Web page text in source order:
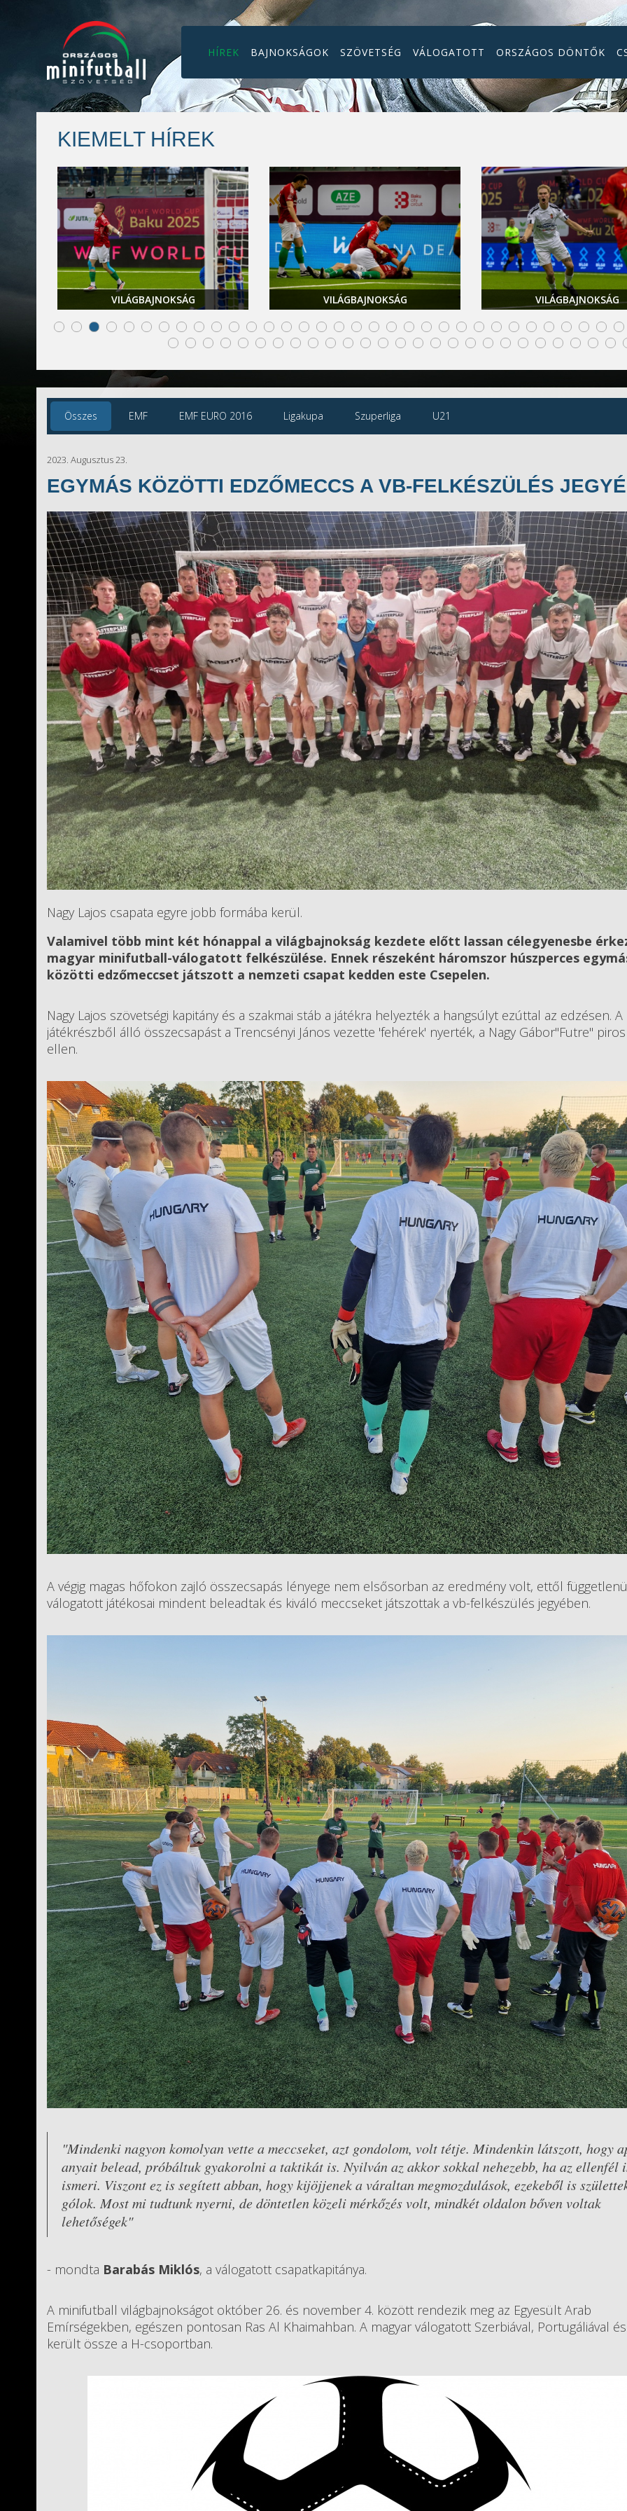
HÍREK BAJNOKSÁGOK SZÖVETSÉG VÁLOGATOTT ORSZÁGOS DÖNTŐK
KIEMELT HÍREK
VILÁGBAJNOKSÁG VILÁGBAJNOKSÁG VILÁGBAJNOKSÁG
Összes EMF EMF EURO 2016 Ligakupa Szuperliga U21
2023. Augusztus 23.
EGYMÁS KÖZÖTTI EDZŐMECCS A VB-FELKÉSZÜLÉS
Nagy Lajos csapata egyre jobb formába kerül.
Valamivel több mint két hónappal a világbajnokság kezdete előtt lassan célegyenesbe
magyar minifutball-válogatott felkészülése. Ennek részeként háromszor húszperces
közötti edzőmeccset játszott a nemzeti csapat kedden este Csepelen.
Nagy Lajos szövetségi kapitány és a szakmai stáb a játékra helyezték a hangsúlyt ezúttal az edzésen.
játékrészből álló összecsapást a Trencsényi János vezette 'fehérek' nyerték, a Nagy Gábor"Futre"
ellen.
A végig magas hőfokon zajló összecsapás lényege nem elsősorban az eredmény volt, ettől
válogatott játékosai mindent beleadtak és kiváló meccseket játszottak a vb-felkészülés jegyében.
"Mindenki nagyon komolyan vette a meccseket, azt gondolom, volt tétje. Mindenkin látszott, hogy
anyait belead, próbáltuk gyakorolni a taktikát is. Nyilván az akkor sokkal nehezebb, ha az ellenfél
ismeri. Viszont ez is segített abban, hogy kijöjjenek a váraltan megmozdulások, ezekeből is
gólok. Most mi tudtunk nyerni, de döntetlen közeli mérkőzés volt, mindkét oldalon bőven voltak
lehetőségek"
- mondta Barabás Miklós, a válogatott csapatkapitánya.
A minifutball világbajnokságot október 26. és november 4. között rendezik meg az Egyesült Arab
Emírségekben, egészen pontosan Ras Al Khaimahban. A magyar válogatott Szerbiával, Portugáliával
került össze a H-csoportban.